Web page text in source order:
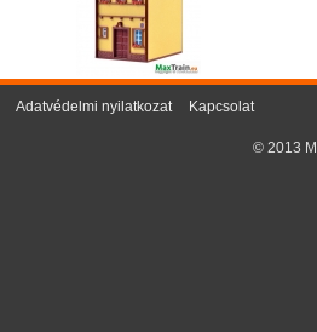
Adatvédelmi nyilatkozat Kapcsolat
© 2013